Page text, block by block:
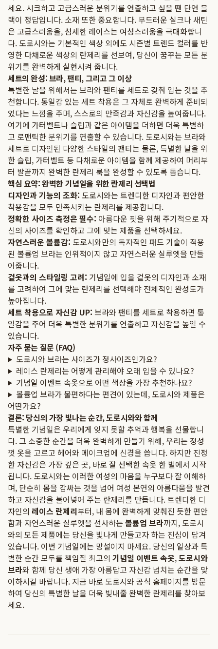
세요. 시크하고 고급스러운 분위기를 연출하고 싶을 땐 단연 블
랙이 정답입니다. 소재 또한 중요합니다. 부드러운 실크나 새틴
은 고급스러움을, 섬세한 레이스는 여성스러움을 극대화합니
다. 도로시와는 기본적인 색상 외에도 시즌별 트렌드 컬러를 반
영한 다채로운 색상의 란제리를 선보여, 당신이 꿈꾸는 모든 분
위기를 완벽하게 실현시켜 줍니다.
세트의 완성: 브라, 팬티, 그리고 그 이상
특별한 날을 위해서는 브라와 팬티를 세트로 갖춰 입는 것을 추
천합니다. 통일감 있는 세트 착용은 그 자체로 완벽하게 준비되
었다는 느낌을 주며, 스스로의 만족감과 자신감을 높여줍니다.
여기에 가터벨트나 슬립과 같은 아이템을 더하면 더욱 특별하
고 로맨틱한 분위기를 연출할 수 있습니다. 도로시와는 브라와
세트로 디자인된 다양한 스타일의 팬티는 물론, 특별한 날을 위
한 슬립, 가터벨트 등 다채로운 아이템을 함께 제공하여 머리부
터 발끝까지 완벽한 란제리 룩을 완성할 수 있도록 돕습니다.
핵심 요약: 완벽한 기념일을 위한 란제리 선택법
디자인과 기능의 조화: 도로시와는 트렌디한 디자인과 편안한
착용감을 모두 만족시키는 란제리를 제공합니다.
정확한 사이즈 측정은 필수: 아름다운 핏을 위해 주기적으로 자
신의 사이즈를 확인하고 그에 맞는 제품을 선택하세요.
자연스러운 볼륨감: 도로시와만의 독자적인 패드 기술이 적용
된 볼륨업 브라는 인위적이지 않고 자연스러운 실루엣을 만들
어줍니다.
겉옷과의 스타일링 고려: 기념일에 입을 겉옷의 디자인과 소재
를 고려하여 그에 맞는 란제리를 선택해야 전체적인 완성도가
높아집니다.
세트 착용으로 자신감 UP: 브라와 팬티를 세트로 착용하면 통
일감을 주어 더욱 특별한 분위기를 연출하고 자신감을 높일 수
있습니다.
자주 묻는 질문 (FAQ)
도로시와 브라는 사이즈가 정사이즈인가요?
레이스 란제리는 어떻게 관리해야 오래 입을 수 있나요?
기념일 이벤트 속옷으로 어떤 색상을 가장 추천하나요?
볼륨업 브라가 불편하다는 편견이 있는데, 도로시와 제품은
어떤가요?
결론: 당신의 가장 빛나는 순간, 도로시와와 함께
특별한 기념일은 우리에게 잊지 못할 추억과 행복을 선물합니
다. 그 소중한 순간을 더욱 완벽하게 만들기 위해, 우리는 정성
껏 옷을 고르고 헤어와 메이크업에 신경을 씁니다. 하지만 진정
한 자신감은 가장 깊은 곳, 바로 잘 선택한 속옷 한 벌에서 시작
됩니다. 도로시와는 이러한 여성의 마음을 누구보다 잘 이해하
며, 단순히 몸을 감싸는 것을 넘어 여성 본연의 아름다움을 발견
하고 자신감을 불어넣어 주는 란제리를 만듭니다. 트렌디한 디
자인의 레이스 란제리부터, 내 몸에 완벽하게 맞춰진 듯한 편안
함과 자연스러운 실루엣을 선사하는 볼륨업 브라까지, 도로시
와의 모든 제품에는 당신을 빛나게 만들고자 하는 진심이 담겨
있습니다. 이번 기념일에는 망설이지 마세요. 당신의 일상과 특
별한 순간 모두를 책임질 최고의 기념일 이벤트 속옷,도로시와
브라와 함께 당신 생애 가장 아름답고 자신감 넘치는 순간을 맞
이하시길 바랍니다. 지금 바로 도로시와 공식 홈페이지를 방문
하여 당신의 특별한 날을 더욱 빛내줄 완벽한 란제리를 찾아보
세요.